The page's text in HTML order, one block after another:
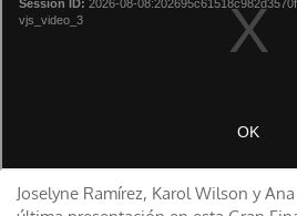
Joselyne Ramírez, Karol Wilson y